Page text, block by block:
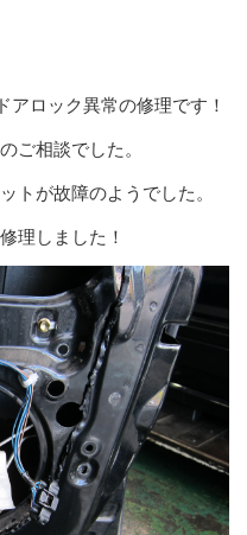
アロック異常の修理です！
ご相談でした。
トが故障のようでした。
理しました！